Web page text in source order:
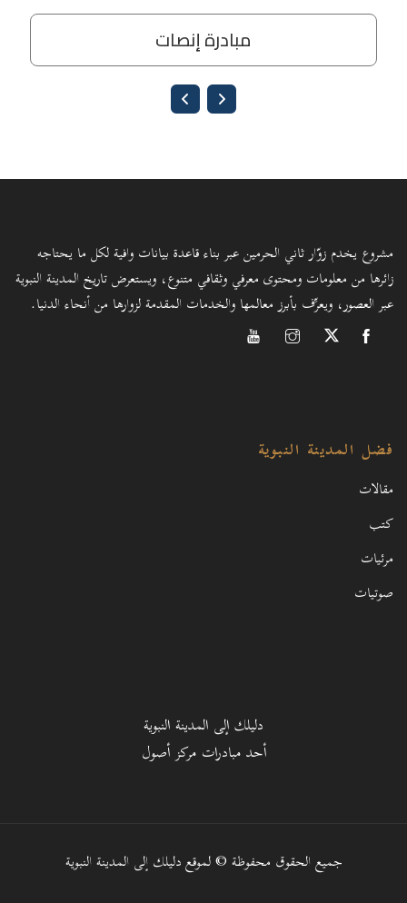
مشروع يخدم زوّار ثاني الحرمين عبر بناء قاعدة بيانات وافية لكل ما يحتاجه
زائرها من معلومات ومحتوى معرفي وثقافي متنوع، ويستعرض تاريخ المدينة النبوية
عبر العصور، ويعرِّف بأبرز معالمها والخدمات المقدمة لزوارها من أنحاء الدنيا.
فضل المدينة النبوية
مقالات
كتب
مرئيات
صوتيات
دليلك إلى المدينة النبوية
أحد مبادرات مركز أصول
جميع الحقوق محفوظة © لموقع دليلك إلى المدينة النبوية